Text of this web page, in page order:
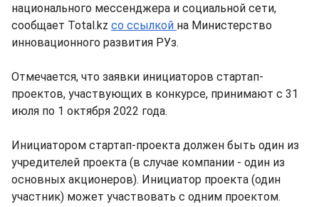
национального мессенджера и социальной сети,
сообщает Total.kz со ссылкой на Министерство
инновационного развития РУз.
Отмечается, что заявки инициаторов стартап-
проектов, участвующих в конкурсе, принимают с 31
июля по 1 октября 2022 года.
Инициатором стартап-проекта должен быть один из
учредителей проекта (в случае компании - один из
основных акционеров). Инициатор проекта (один
участник) может участвовать с одним проектом.